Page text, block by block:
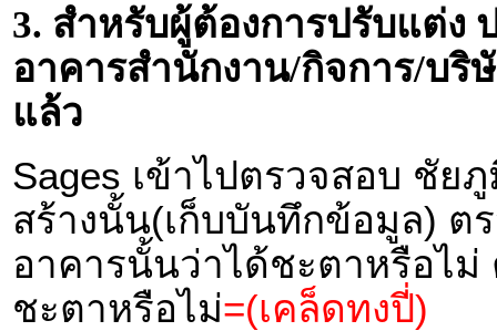
3. สำหรับผู้ต้องการปรับแต่ง
อาคารสำนักงาน/กิจการ/บริ
แล้ว
Sages เข้าไปตรวจสอบ ชัย
สร้างนั้น(เก็บบันทึกข้อมูล) ต
อาคารนั้นว่าได้ชะตาหรือไ
ชะตาหรือไม่=(เคล็ดทงปี่)